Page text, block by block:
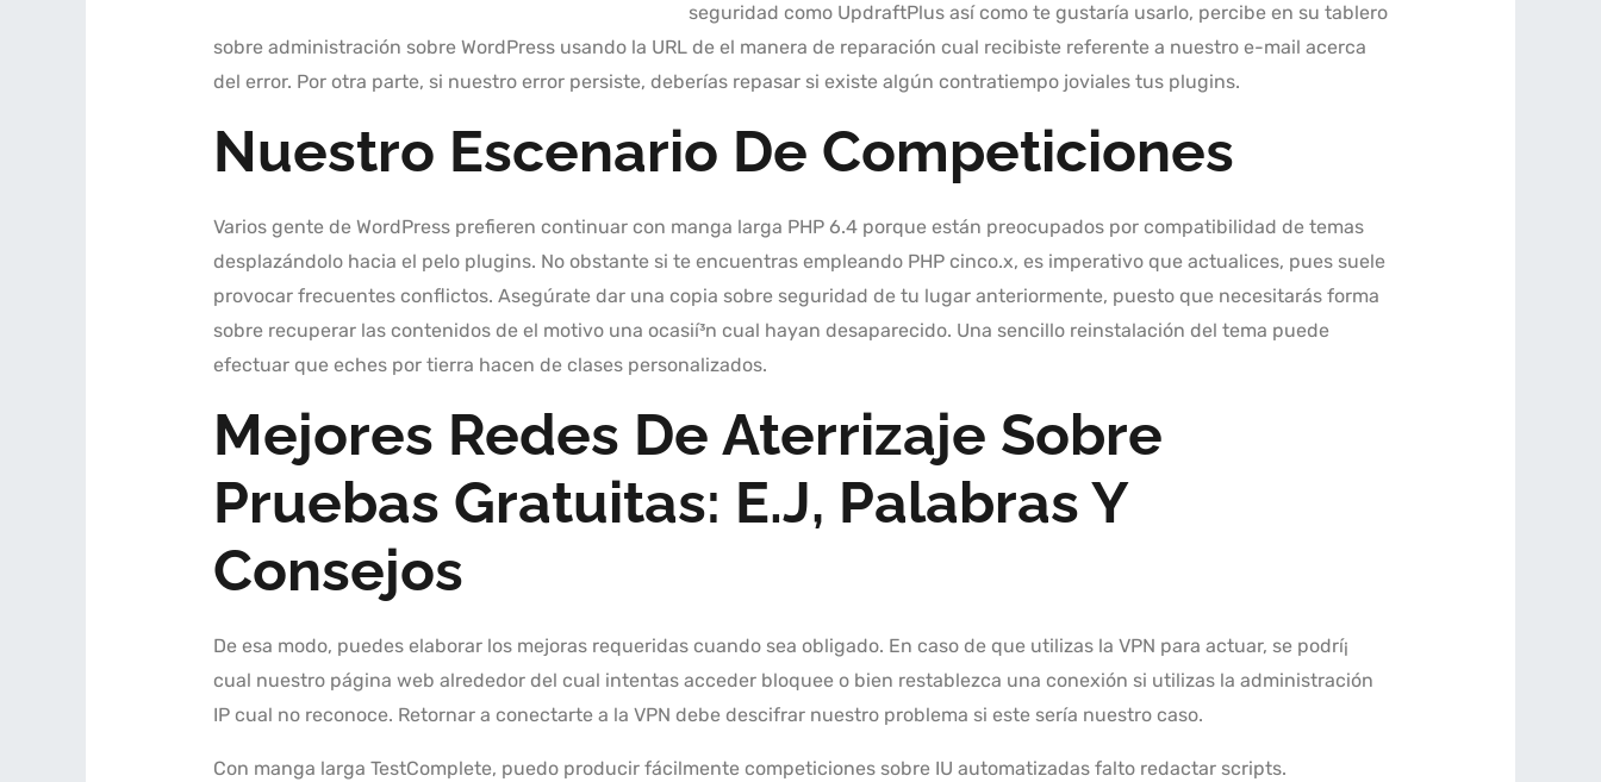
seguridad como UpdraftPlus así­ como te gustaría usarlo, percibe en su tablero
sobre administración sobre WordPress usando la URL de el manera de reparación cual recibiste referente a nuestro e-mail acerca
del error. Por otra parte, si nuestro error persiste, deberías repasar si existe algún contratiempo joviales tus plugins.
Nuestro Escenario De Competiciones
Varios gente de WordPress prefieren continuar con manga larga PHP 6.4 porque están preocupados por compatibilidad de temas
desplazándolo hacia el pelo plugins. No obstante si te encuentras empleando PHP cinco.x, es imperativo que actualices, pues suele
provocar frecuentes conflictos. Asegúrate dar una copia sobre seguridad de tu lugar anteriormente, puesto que necesitarás forma
sobre recuperar las contenidos de el motivo una ocasií³n cual hayan desaparecido. Una sencillo reinstalación del tema puede
efectuar que eches por tierra hacen de clases personalizados.
Mejores Redes De Aterrizaje Sobre
Pruebas Gratuitas: E.j, Palabras Y
Consejos
De esa modo, puedes elaborar los mejoras requeridas cuando sea obligado. En caso de que utilizas la VPN para actuar, se podrí¡
cual nuestro página web alrededor del cual intentas acceder bloquee o bien restablezca una conexión si utilizas la administración
IP cual no reconoce. Retornar a conectarte a la VPN debe descifrar nuestro problema si este serí­a nuestro caso.
Con manga larga TestComplete, puedo producir fácilmente competiciones sobre IU automatizadas falto redactar scripts.